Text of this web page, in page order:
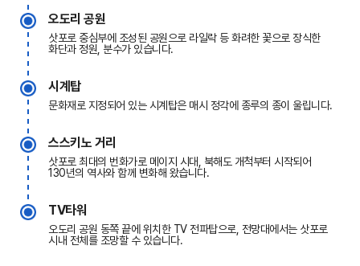
오도리 공원
삿포로 중심부에 조성된 공원으로 라일락 등 화려한 꽃으로 장식한
화단과 정원, 분수가 있습니다.
시계탑
문화재로 지정되어 있는 시계탑은 매시 정각에 종루의 종이 울립니다.
스스키노 거리
삿포로 최대의 번화가로 메이지 시대, 북해도 개척부터 시작되어
130년의 역사와 함께 변화해 왔습니다.
TV타워
오도리 공원 동쪽 끝에 위치한 TV 전파탑으로, 전망대에서는 삿포로
시내 전체를 조망할 수 있습니다.